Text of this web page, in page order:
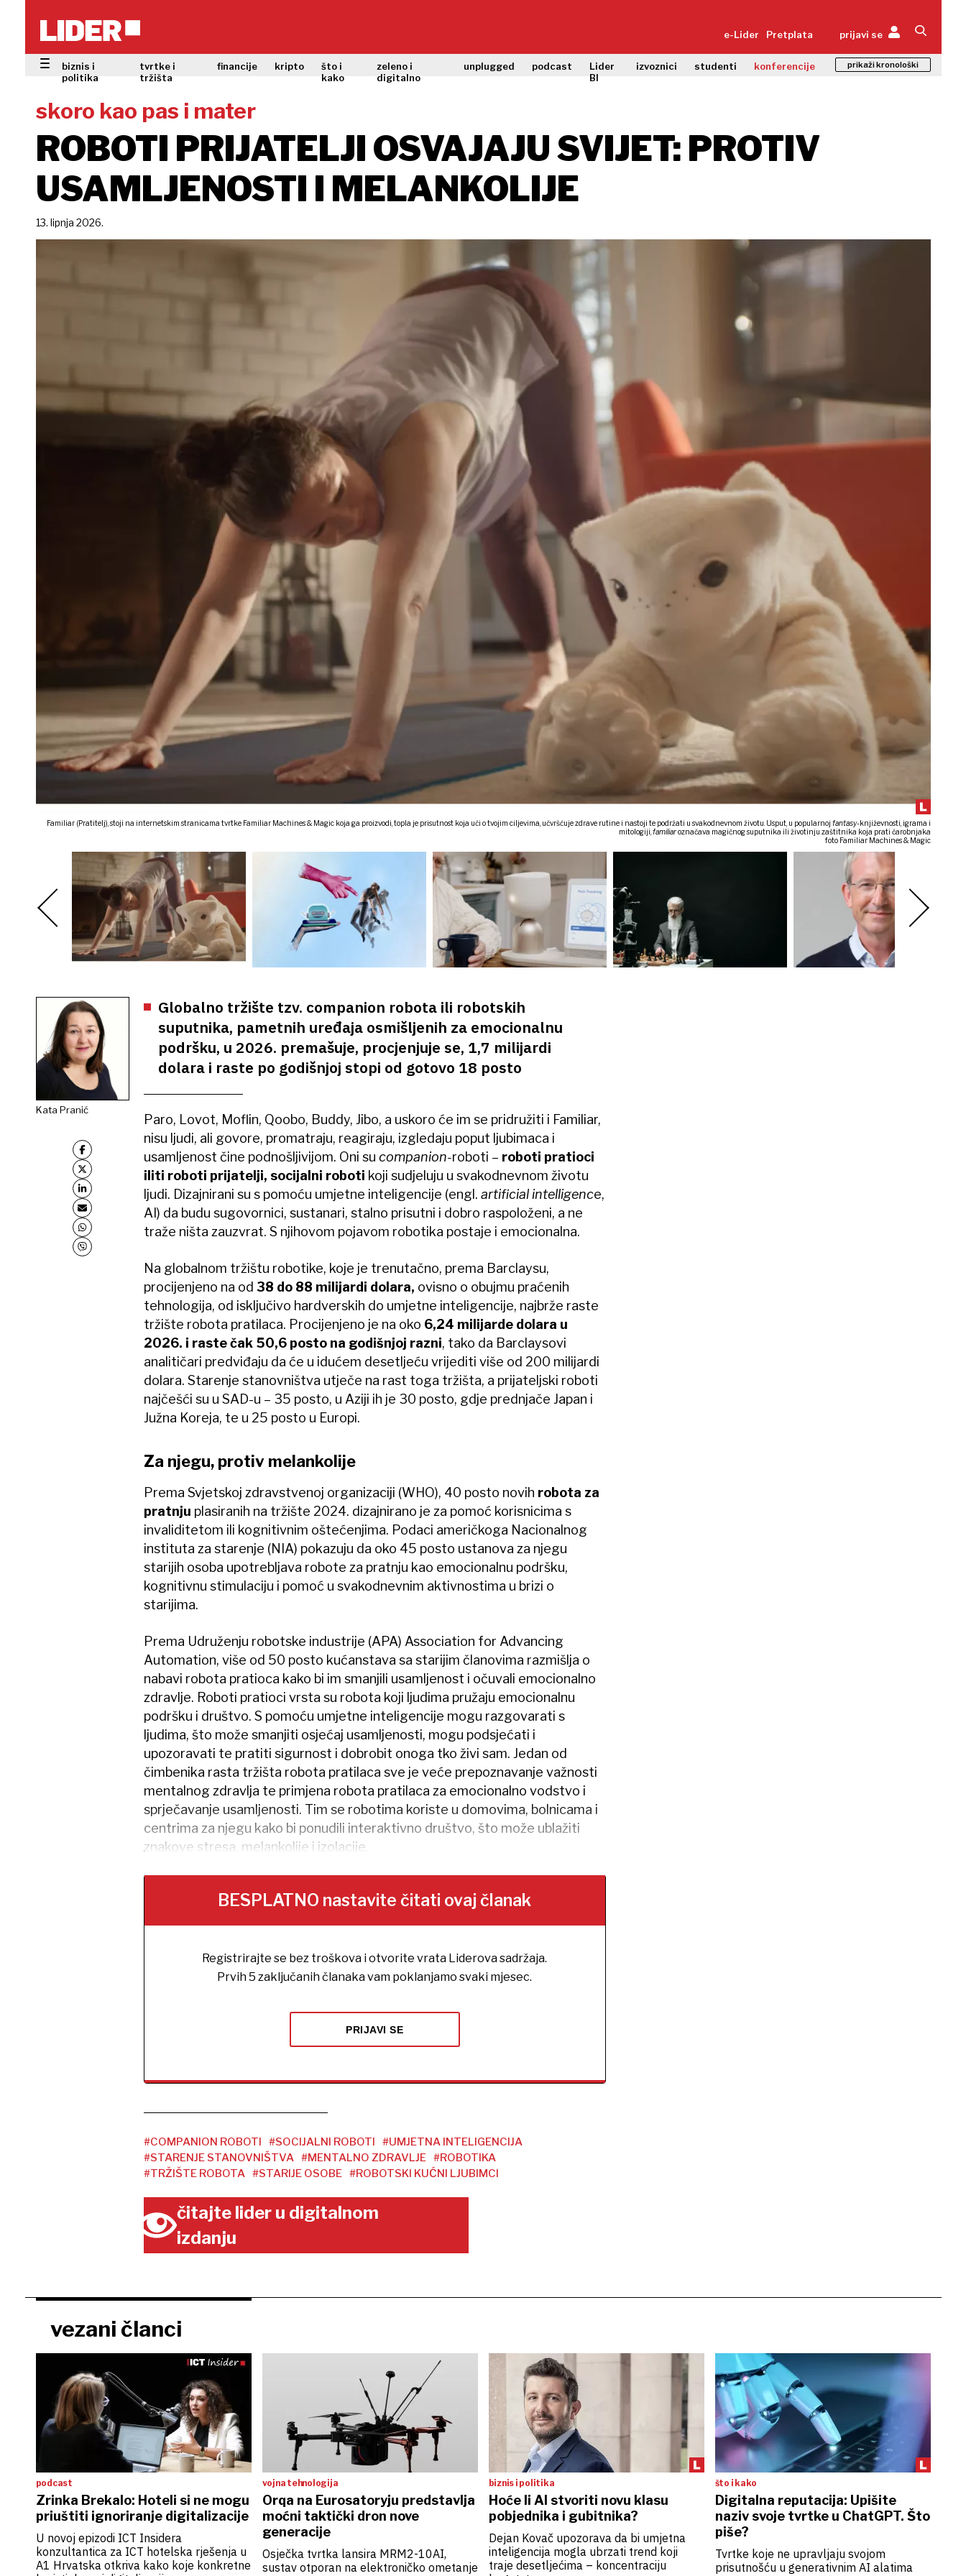
e-Lider Pretplata prijavi se
biznis i
politika
tvrtke i
tržišta
financije kripto
što i
kako
zeleno i
digitalno
unplugged podcast
Lider
BI
izvoznici studenti konferencije prikaži kronološki
skoro kao pas i mater
ROBOTI PRIJATELJI OSVAJAJU SVIJET: PROTIV
USAMLJENOSTI I MELANKOLIJE
13. lipnja 2026.
Familiar (Pratitelj), stoji na internetskim stranicama tvrtke Familiar Machines & Magic koja ga proizvodi, topla je prisutnost koja uči o tvojim ciljevima, učvršćuje zdrave rutine i nastoji te podržati u svakodnevnom životu. Usput, u popularnoj fantasy-književnosti, igrama i
mitologiji, familiaroznačava magičnog suputnika ili životinju zaštitnika koja prati čarobnjaka
foto Familiar Machines & Magic
Kata Pranić
Globalno tržište tzv. companion robota ili robotskih
suputnika, pametnih uređaja osmišljenih za emocionalnu
podršku, u 2026. premašuje, procjenjuje se, 1,7 milijardi
dolara i raste po godišnjoj stopi od gotovo 18 posto
Paro, Lovot, Moflin, Qoobo, Buddy, Jibo, a uskoro će im se pridružiti i Familiar,
nisu ljudi, ali govore, promatraju, reagiraju, izgledaju poput ljubimaca i
usamljenost čine podnošljivijom. Oni su companion-roboti – roboti pratioci
iliti roboti prijatelji, socijalni roboti koji sudjeluju u svakodnevnom životu
ljudi. Dizajnirani su s pomoću umjetne inteligencije (engl. artificial intelligence,
AI) da budu sugovornici, sustanari, stalno prisutni i dobro raspoloženi, a ne
traže ništa zauzvrat. S njihovom pojavom robotika postaje i emocionalna.
Na globalnom tržištu robotike, koje je trenutačno, prema Barclaysu,
procijenjeno na od 38 do 88 milijardi dolara, ovisno o obujmu praćenih
tehnologija, od isključivo hardverskih do umjetne inteligencije, najbrže raste
tržište robota pratilaca. Procijenjeno je na oko 6,24 milijarde dolara u
2026. i raste čak 50,6 posto na godišnjoj razni, tako da Barclaysovi
analitičari predviđaju da će u idućem desetljeću vrijediti više od 200 milijardi
dolara. Starenje stanovništva utječe na rast toga tržišta, a prijateljski roboti
najčešći su u SAD-u – 35 posto, u Aziji ih je 30 posto, gdje prednjače Japan i
Južna Koreja, te u 25 posto u Europi.
Za njegu, protiv melankolije
Prema Svjetskoj zdravstvenoj organizaciji (WHO), 40 posto novih robota za
pratnju plasiranih na tržište 2024. dizajnirano je za pomoć korisnicima s
invaliditetom ili kognitivnim oštećenjima. Podaci američkoga Nacionalnog
instituta za starenje (NIA) pokazuju da oko 45 posto ustanova za njegu
starijih osoba upotrebljava robote za pratnju kao emocionalnu podršku,
kognitivnu stimulaciju i pomoć u svakodnevnim aktivnostima u brizi o
starijima.
Prema Udruženju robotske industrije (APA) Association for Advancing
Automation, više od 50 posto kućanstava sa starijim članovima razmišlja o
nabavi robota pratioca kako bi im smanjili usamljenost i očuvali emocionalno
zdravlje. Roboti pratioci vrsta su robota koji ljudima pružaju emocionalnu
podršku i društvo. S pomoću umjetne inteligencije mogu razgovarati s
ljudima, što može smanjiti osjećaj usamljenosti, mogu podsjećati i
upozoravati te pratiti sigurnost i dobrobit onoga tko živi sam. Jedan od
čimbenika rasta tržišta robota pratilaca sve je veće prepoznavanje važnosti
mentalnog zdravlja te primjena robota pratilaca za emocionalno vodstvo i
sprječavanje usamljenosti. Tim se robotima koriste u domovima, bolnicama i
centrima za njegu kako bi ponudili interaktivno društvo, što može ublažiti
znakove stresa, melankolije i izolacije.
BESPLATNO nastavite čitati ovaj članak
Registrirajte se bez troškova i otvorite vrata Liderova sadržaja.
Prvih 5 zaključanih članaka vam poklanjamo svaki mjesec.
PRIJAVI SE
#COMPANION ROBOTI #SOCIJALNI ROBOTI
#UMJETNA INTELIGENCIJA
#STARENJE STANOVNIŠTVA #MENTALNO ZDRAVLJE #ROBOTIKA
#TRŽIŠTE ROBOTA #STARIJE OSOBE #ROBOTSKI KUĆNI LJUBIMCI
čitajte lider u digitalnom
izdanju
vezani članci
podcast
Zrinka Brekalo: Hoteli si ne mogu
priuštiti ignoriranje digitalizacije
U novoj epizodi ICT Insidera
konzultantica za ICT hotelska rješenja u
A1 Hrvatska otkriva kako koje konkretne
vojna tehnologija
Orqa na Eurosatoryju predstavlja
moćni taktički dron nove
generacije
Osječka tvrtka lansira MRM2-10AI,
sustav otporan na elektroničko ometanje
biznis i politika
Hoće li AI stvoriti novu klasu
pobjednika i gubitnika?
Dejan Kovač upozorava da bi umjetna
inteligencija mogla ubrzati trend koji
traje desetljećima – koncentraciju
što i kako
Digitalna reputacija: Upišite
naziv svoje tvrtke u ChatGPT. Što
piše?
Tvrtke koje ne upravljaju svojom
prisutnošću u generativnim AI alatima